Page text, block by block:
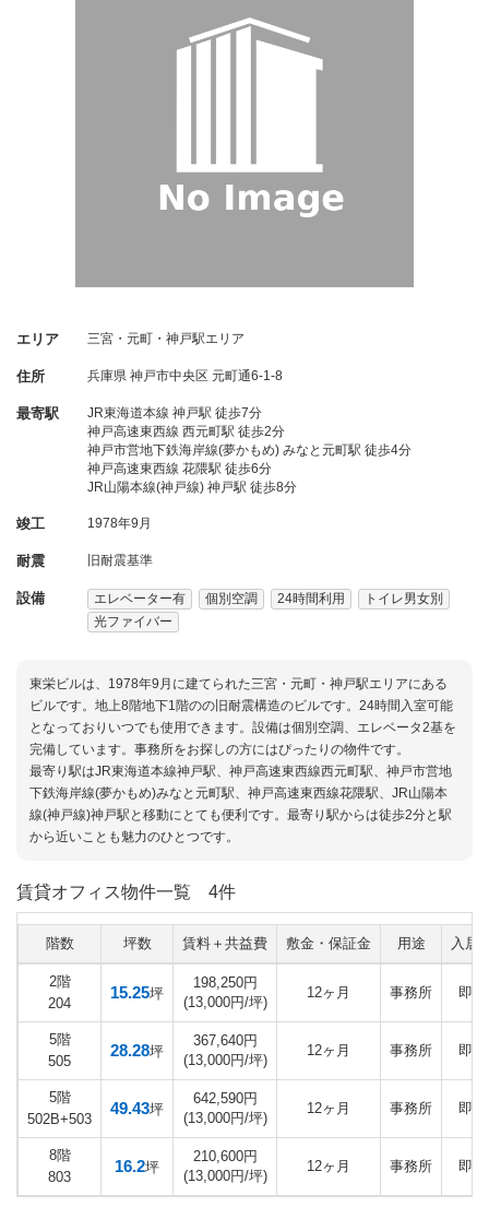
エリア 三宮・元町・神戸駅エリア
住所 兵庫県 神戸市中央区 元町通6-1-8
最寄駅
JR東海道本線 神戸駅 徒歩7分
神戸高速東西線 西元町駅 徒歩2分
神戸市営地下鉄海岸線(夢かもめ) みなと元町駅 徒歩4分
神戸高速東西線 花隈駅 徒歩6分
JR山陽本線(神戸線) 神戸駅 徒歩8分
竣工 1978年9月
耐震 旧耐震基準
設備 エレベーター有 個別空調 24時間利用
トイレ男女別
光ファイバー
東栄ビルは、1978年9月に建てられた三宮・元町・神戸駅エリアにある
ビルです。地上8階地下1階のの旧耐震構造のビルです。24時間入室可能
となっておりいつでも使用できます。設備は個別空調、エレベータ2基を
完備しています。事務所をお探しの方にはぴったりの物件です。
最寄り駅はJR東海道本線神戸駅、神戸高速東西線西元町駅、神戸市営地
下鉄海岸線(夢かもめ)みなと元町駅、神戸高速東西線花隈駅、JR山陽本
線(神戸線)神戸駅と移動にとても便利です。最寄り駅からは徒歩2分と駅
から近いことも魅力のひとつです。
賃貸オフィス物件一覧 4件
階数 坪数 賃料＋共益費 敷金・保証金 用途 入居
2階
204
15.25坪
198,250円
(13,000円/坪)
12ヶ月 事務所 即日
5階
505
28.28坪
367,640円
(13,000円/坪)
12ヶ月 事務所 即日
5階
502B+503
49.43坪
642,590円
(13,000円/坪)
12ヶ月 事務所 即日
8階
803
16.2坪
210,600円
(13,000円/坪)
12ヶ月 事務所 即日